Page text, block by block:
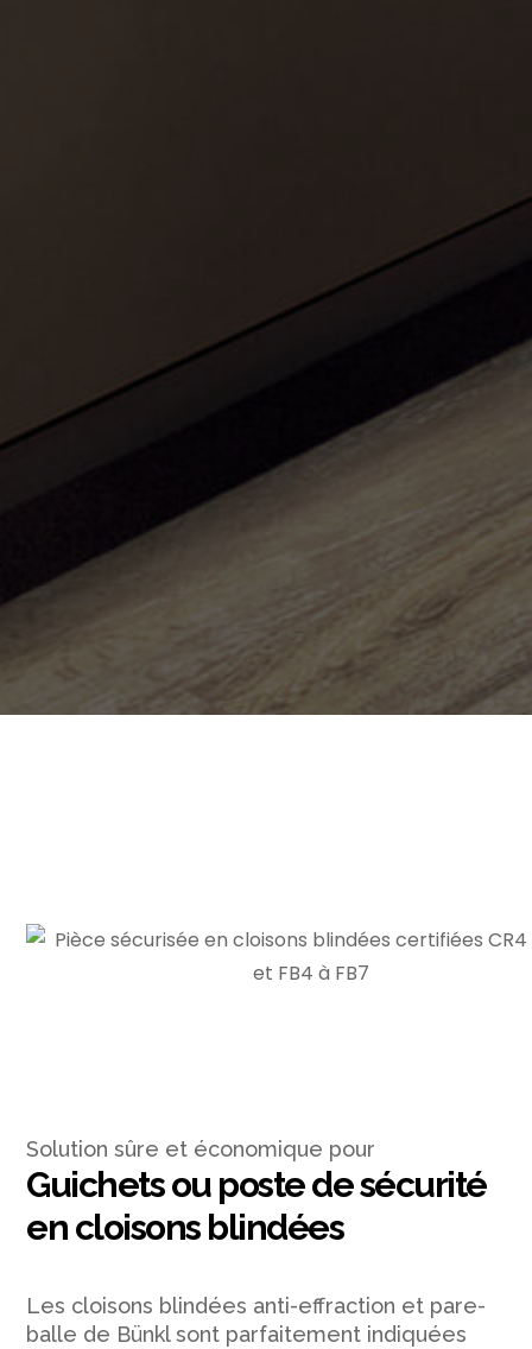
Solution sûre et économique pour
Guichets ou poste de sécurité
en cloisons blindées
Les cloisons blindées anti-effraction et pare-
balle de Bünkl sont parfaitement indiquées